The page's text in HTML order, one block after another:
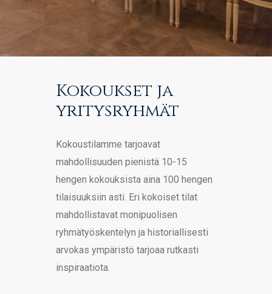
Kokoukset ja
yritysryhmät
Kokoustilamme tarjoavat
mahdollisuuden pienistä 10-15
hengen kokouksista aina 100 hengen
tilaisuuksiin asti. Eri kokoiset tilat
mahdollistavat monipuolisen
ryhmätyöskentelyn ja historiallisesti
arvokas ympäristö tarjoaa rutkasti
inspiraatiota.